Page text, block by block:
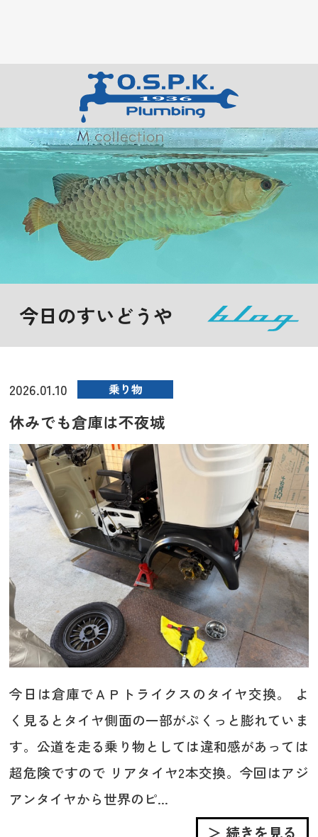
今日のすいどうや
2026.01.10 乗り物
休みでも倉庫は不夜城
今日は倉庫でＡＰトライクスのタイヤ交換。 よ
く見るとタイヤ側面の一部がぷくっと膨れていま
す。公道を走る乗り物としては違和感があっては
超危険ですので リアタイヤ2本交換。今回はアジ
アンタイヤから世界のピ...
＞ 続きを見る